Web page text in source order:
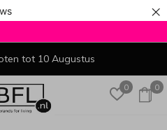
×
0 0
tot 10 Augustus